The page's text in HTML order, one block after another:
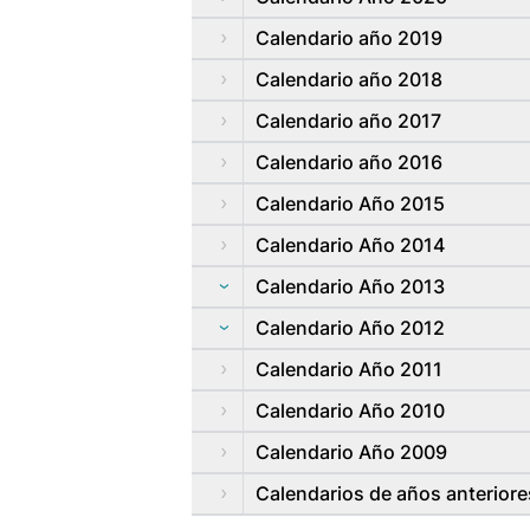
Calendario año 2019
Calendario año 2018
Calendario año 2017
Calendario año 2016
Calendario Año 2015
Calendario Año 2014
Calendario Año 2013
Calendario Año 2012
Calendario Año 2011
Calendario Año 2010
Calendario Año 2009
Calendarios de años